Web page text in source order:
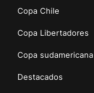
Copa Chile
Copa Libertadores
Copa sudamericana
Destacados